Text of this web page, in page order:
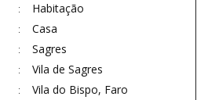
Habitação
Casa
Sagres
Vila de Sagres
Vila do Bispo, Faro